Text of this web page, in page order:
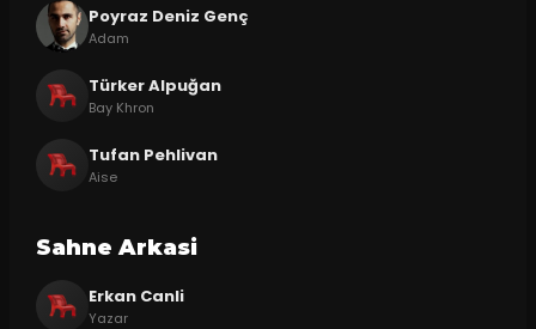
Poyraz Deniz Genç
Adam
Türker Alpuğan
Bay Khron
Tufan Pehlivan
Aise
Sahne Arkasi
Erkan Canli
Yazar